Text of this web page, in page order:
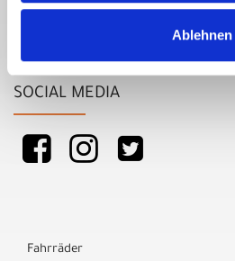
Ablehnen
SOCIAL MEDIA
Fahrräder